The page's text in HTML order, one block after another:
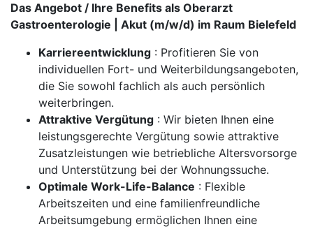
Das Angebot / Ihre Benefits als Oberarzt
Gastroenterologie | Akut (m/w/d) im Raum Bielefeld
Karriereentwicklung : Profitieren Sie von
individuellen Fort- und Weiterbildungsangeboten,
die Sie sowohl fachlich als auch persönlich
weiterbringen.
Attraktive Vergütung : Wir bieten Ihnen eine
leistungsgerechte Vergütung sowie attraktive
Zusatzleistungen wie betriebliche Altersvorsorge
und Unterstützung bei der Wohnungssuche.
Optimale Work-Life-Balance : Flexible
Arbeitszeiten und eine familienfreundliche
Arbeitsumgebung ermöglichen Ihnen eine